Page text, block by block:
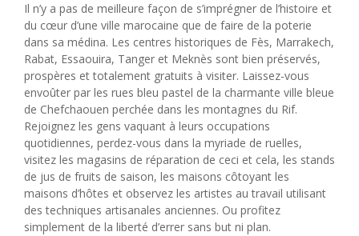
Il n’y a pas de meilleure façon de s’imprégner de l’histoire et
du cœur d’une ville marocaine que de faire de la poterie
dans sa médina. Les centres historiques de Fès, Marrakech,
Rabat, Essaouira, Tanger et Meknès sont bien préservés,
prospères et totalement gratuits à visiter. Laissez-vous
envoûter par les rues bleu pastel de la charmante ville bleue
de Chefchaouen perchée dans les montagnes du Rif.
Rejoignez les gens vaquant à leurs occupations
quotidiennes, perdez-vous dans la myriade de ruelles,
visitez les magasins de réparation de ceci et cela, les stands
de jus de fruits de saison, les maisons côtoyant les
maisons d’hôtes et observez les artistes au travail utilisant
des techniques artisanales anciennes. Ou profitez
simplement de la liberté d’errer sans but ni plan.